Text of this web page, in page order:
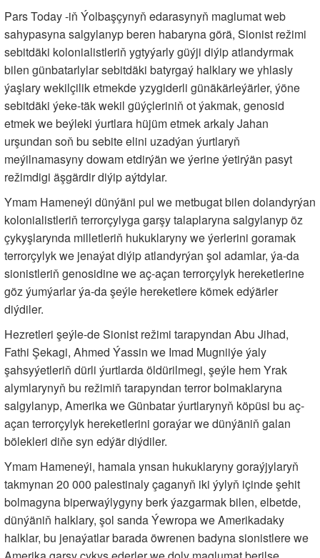
Pars Today -iň Ýolbaşçynyň edarasynyň maglumat web
sahypasyna salgylanyp beren habaryna görä, Sionist režimi
sebitdäki kolonialistleriň ygtyýarly güýji diýip atlandyrmak
bilen günbatarlylar sebitdäki batyrgaý halklary we yhlasly
ýaşlary wekilçilik etmekde yzygiderli günäkärleýärler, ýöne
sebitdäki ýeke-täk wekil güýçleriniň ot ýakmak, genosid
etmek we beýleki ýurtlara hüjüm etmek arkaly Jahan
urşundan soň bu sebite elini uzadýan ýurtlaryň
meýilnamasyny dowam etdirýän we ýerine ýetirýän pasyt
režimdigi äşgärdir diýip aýtdylar.
Ymam Hameneýi dünýäni pul we metbugat bilen dolandyrýan
kolonialistleriň terrorçylyga garşy talaplaryna salgylanyp öz
çykyşlarynda milletleriň hukuklaryny we ýerlerini goramak
terrorçylyk we jenaýat diýip atlandyrýan şol adamlar, ýa-da
sionistleriň genosidine we aç-açan terrorçylyk hereketlerine
göz ýumýarlar ýa-da şeýle hereketlere kömek edýärler
diýdiler.
Hezretleri şeýle-de Sionist režimi tarapyndan Abu Jihad,
Fathi Şekagi, Ahmed Ýassin we Imad Mugniiýe ýaly
şahsyýetleriň dürli ýurtlarda öldürilmegi, şeýle hem Yrak
alymlarynyň bu režimiň tarapyndan terror bolmaklaryna
salgylanyp, Amerika we Günbatar ýurtlarynyň köpüsi bu aç-
açan terrorçylyk hereketlerini goraýar we dünýäniň galan
bölekleri diňe syn edýär diýdiler.
Ymam Hameneýi, hamala ynsan hukuklaryny goraýjylaryň
takmynan 20 000 palestinaly çaganyň iki ýylyň içinde şehit
bolmagyna biperwaýlygyny berk ýazgarmak bilen, elbetde,
dünýäniň halklary, şol sanda Ýewropa we Amerikadaky
halklar, bu jenaýatlar barada öwrenen badyna sionistlere we